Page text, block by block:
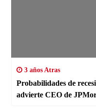
3 años Atras
Probabilidades de
advierte CEO de